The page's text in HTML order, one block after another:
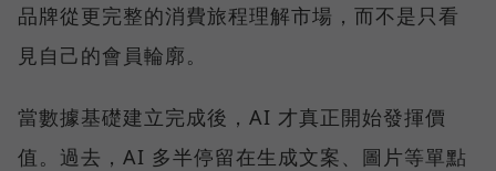
品牌從更完整的消費旅程理解市場，而不是只看
見自己的會員輪廓。
當數據基礎建立完成後，AI 才真正開始發揮價
值。過去，AI 多半停留在生成文案、圖片等單點